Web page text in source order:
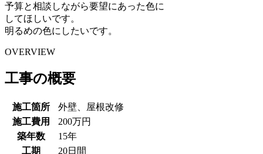
予算と相談しながら要望にあった色に
してほしいです。
明るめの色にしたいです。
OVERVIEW
工事の概要
施工箇所
外壁、屋根改修
施工費用
200万円
築年数
15年
工期
20日間